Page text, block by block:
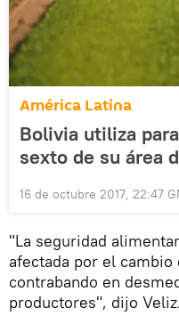
América Latina
Bolivia utiliza
sexto de su área
16 de octubre 2017, 22:47
"La seguridad
afectada por el
contrabando en
productores", dijo